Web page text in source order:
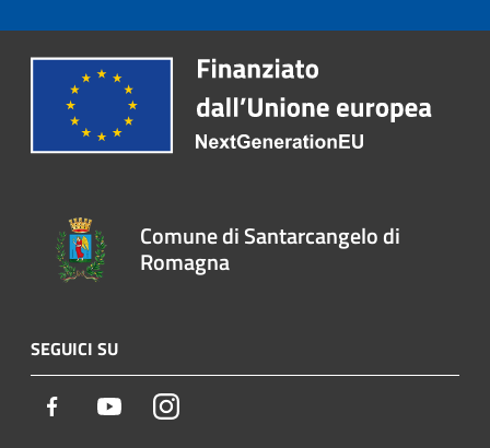
Comune di Santarcangelo di
Romagna
SEGUICI SU
Facebook YoutubeInstagram